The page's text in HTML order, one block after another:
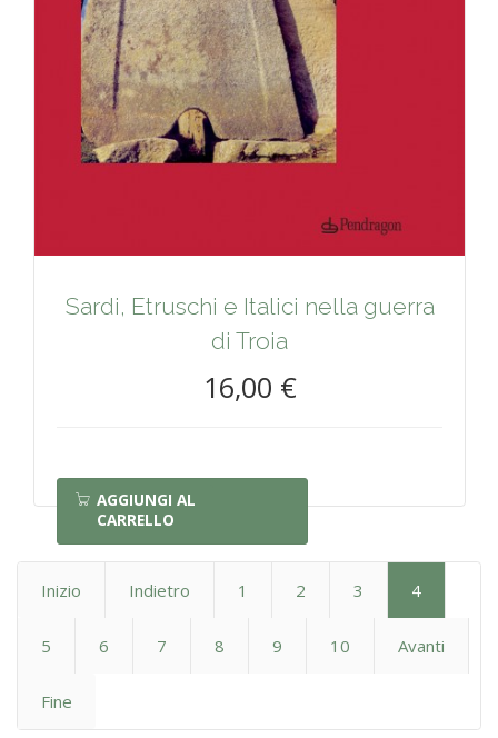
Sardi, Etruschi e Italici nella guerra
di Troia
16,00 €
AGGIUNGI AL
CARRELLO
Inizio Indietro 1 2 3 4
5 6 7 8 9 10 Avanti
Fine